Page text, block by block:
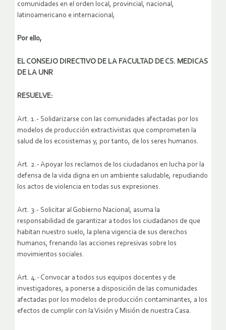
comunidades en el orden local, provincial, nacional,
latinoamericano e internacional;
Por ello,
EL CONSEJO DIRECTIVO DE LA FACULTAD DE CS. MEDICAS
DE LA UNR
RESUELVE:
Art. 1.- Solidarizarse con las comunidades afectadas por los
modelos de producción extractivistas que comprometen la
salud de los ecosistemas y, por tanto, de los seres humanos.
Art. 2.- Apoyar los reclamos de los ciudadanos en lucha por la
defensa de la vida digna en un ambiente saludable, repudiando
los actos de violencia en todas sus expresiones.
Art. 3.- Solicitar al Gobierno Nacional, asuma la
responsabilidad de garantizar a todos los ciudadanos de que
habitan nuestro suelo, la plena vigencia de sus derechos
humanos, frenando las acciones represivas sobre los
movimientos sociales.
Art. 4.- Convocar a todos sus equipos docentes y de
investigadores, a ponerse a disposición de las comunidades
afectadas por los modelos de producción contaminantes, a los
efectos de cumplir con la Visión y Misión de nuestra Casa.